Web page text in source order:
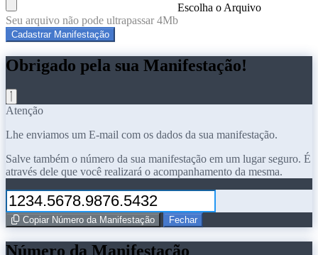
Escolha o Arquivo
Seu arquivo não pode ultrapassar 4Mb
Cadastrar Manifestação
Obrigado pela sua Manifestação!
Atenção
Lhe enviamos um E-mail com os dados da sua manifestação.
Salve também o número da sua manifestação em um lugar seguro. É
através dele que você realizará o acompanhamento da mesma.
Copiar Número da Manifestação Fechar
Número da Manifestação